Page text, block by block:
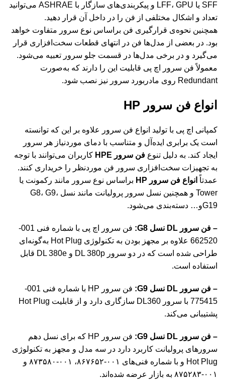
SFF یا LFF، GPU و پیکربندی‌های سازگار با ASHRAE می‌توانید
تعداد و اشکال مختلفی از فن را در داخل آن قرار دهید.
همچنین نحوه‌ی قرارگیری فن براساس نوع سرور متفاوت خواهد
بود. در بعضی از مدل‌ها فن در انتهای قطعات سخت‌افزاری قرار
می‌گیرد و در برخی مدل‌ها در قسمت جلو سرور تعبیه می‌‎شود.
معمولاً فن سرور اچ پی قابلیت این را دارند که به‌صورت
Redundant روی مادربورد سرور نیز نصب شود.
انواع فن سرور HP
کمپانی اچ پی با تولید انواع فن سرور علاوه بر این‌ که توانسته
است یک برابری ایده‌آل و متناسب با دمای موردنیاز هر سرور
ایجاد کند. به‌ دلیل تنوع فن سرور HPE
کاربران می‌توانند با توجه
به تجهیزات سخت‌افزاری سرور فن موردنظر را خریداری کنند.
عمدتاً انواع فن سرور HP
براساس نوع سرور مانند رکمونت یا
Tower و همچنین نسل سرور پرولیانت مانند نسل G8، G9،
G19و… دسته‌بندی می‌شود.
– فن سرور DL نسل G8:
فن سرور اچ پی با شماره فنی 001-
662520 علاوه بر مجهز بودن به تکنولوژی Hot Plug به‌گونه‌ای
طراحی شده است که در دو سرور DL 380p و DL 380e قابل
استفاده است.
– فن سرور DL نسل G9:
فن سرور HP با شماره فنی 001-
775415 با سرور DL360 سازگاری دارد و از قابلیت Hot Plug
پشتیبانی می‌کند.
– فن سرور DL نسل G9:
فن سرور HP که برای نسل دهم
سرورهای پرولیانت کاربرد دارد در سه مدل و مجهز به تکنولوژی
Hot Plug و با شماره فنی‌های ۰۰۱-۸۶۷۶۵۲، ۰۰۱-۸۷۳۵۸۰ و
۰۰۱-۸۷۵۲۸۳ به بازار عرضه شده‌اند.